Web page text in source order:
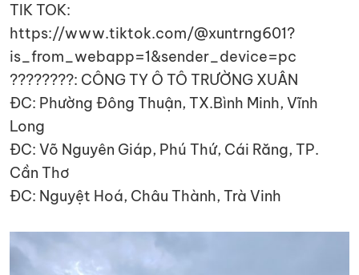
TIK TOK:
https://www.tiktok.com/@xuntrng601?
is_from_webapp=1&sender_device=pc
????????: CÔNG TY Ô TÔ TRƯỜNG XUÂN
ĐC: Phường Đông Thuận, TX.Bình Minh, Vĩnh
Long
ĐC: Võ Nguyên Giáp, Phú Thứ, Cái Răng, TP.
Cần Thơ
ĐC: Nguyệt Hoá, Châu Thành, Trà Vinh